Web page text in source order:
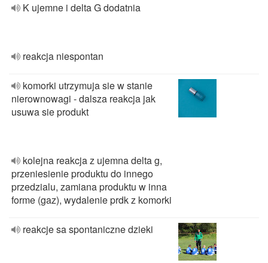
K ujemne i delta G dodatnia
reakcja niespontan
komorki utrzymuja sie w stanie
nierownowagi - dalsza reakcja jak
usuwa sie produkt
kolejna reakcja z ujemna delta g,
przeniesienie produktu do innego
przedzialu, zamiana produktu w inna
forme (gaz), wydalenie prdk z komorki
reakcje sa spontaniczne dzieki